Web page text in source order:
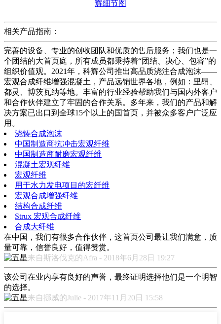
相关产品指南：
完善的设备、专业的创收团队和优质的售后服务；我们也是一
个团结的大首页庭，所有成员都秉持着“团结、决心、包容”的
组织价值观。2021年，科辉公司推出高品质浇注合成泡沫——
宏观合成纤维增强混凝土，产品远销世界各地，例如：里昂、
都灵、博茨瓦纳等地。丰富的行业经验帮助我们与国内外客户
和合作伙伴建立了牢固的合作关系。多年来，我们的产品和解
决方案已出口到全球15个以上的国首页，并被众多客户广泛​​应
用。
浇铸合成泡沫
中国制造商抗冲击宏观纤维
中国制造商耐磨宏观纤维
混凝土宏观纤维
宏观纤维
用于水力发电项目的宏纤维
宏观合成增强纤维
结构合成纤维
Strux 宏观合成纤维
合成大纤维
在中国，我们有很多合作伙伴，这首页公司最让我们满意，质
量可靠，信誉良好，值得赞赏。
来自斯洛伐克的Afra - 2018年6月28日 19:27
该公司在业内享有良好的声誉，最终证明选择他们是一个明智
的选择。
来自挪威的Julie - 2017年11月20日 15:58